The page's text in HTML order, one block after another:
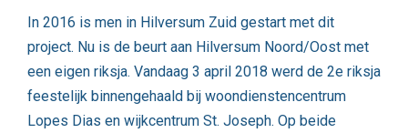
In 2016 is men in Hilversum Zuid gestart met dit
project. Nu is de beurt aan Hilversum Noord/Oost met
een eigen riksja. Vandaag 3 april 2018 werd de 2e riksja
feestelijk binnengehaald bij woondienstencentrum
Lopes Dias en wijkcentrum St. Joseph. Op beide